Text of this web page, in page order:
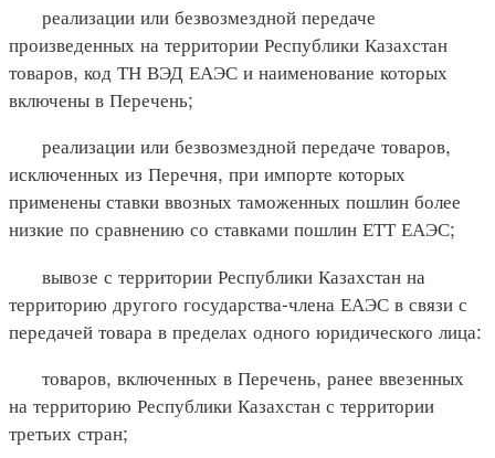
реализации или безвозмездной передаче
произведенных на территории Республики Казахстан
товаров, код ТН ВЭД ЕАЭС и наименование которых
включены в Перечень;
реализации или безвозмездной передаче товаров,
исключенных из Перечня, при импорте которых
применены ставки ввозных таможенных пошлин более
низкие по сравнению со ставками пошлин ЕТТ ЕАЭС;
вывозе с территории Республики Казахстан на
территорию другого государства-члена ЕАЭС в связи с
передачей товара в пределах одного юридического лица:
товаров, включенных в Перечень, ранее ввезенных
на территорию Республики Казахстан с территории
третьих стран;